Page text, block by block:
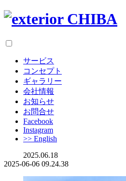
サービス
コンセプト
ギャラリー
会社情報
お知らせ
お問合せ
Facebook
Instagram
>> English
2025.06.18
2025-06-06 09.24.38